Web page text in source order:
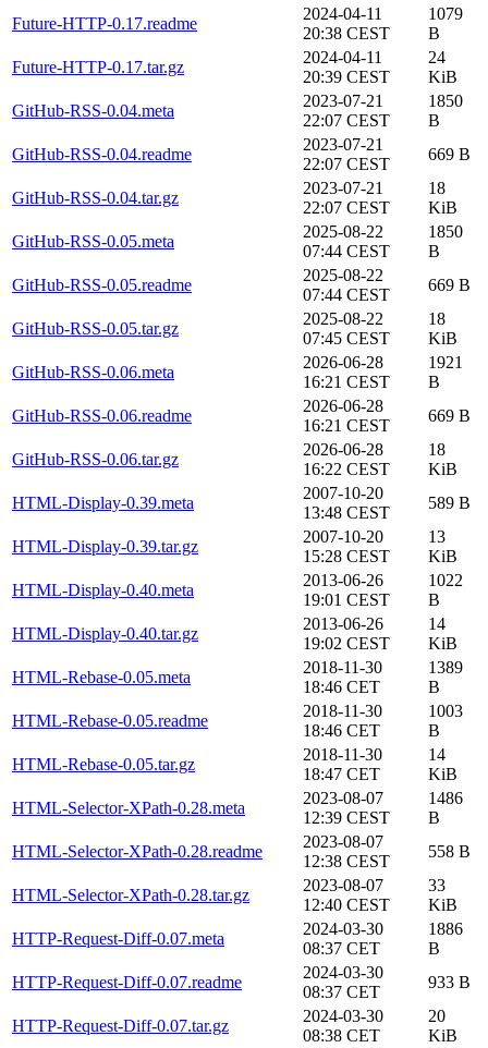
Future-HTTP-0.17.readme
2024-04-11
20:38 CEST
1079
B
Future-HTTP-0.17.tar.gz
2024-04-11
20:39 CEST
24
KiB
GitHub-RSS-0.04.meta
2023-07-21
22:07 CEST
1850
B
GitHub-RSS-0.04.readme
2023-07-21
22:07 CEST
669 B
GitHub-RSS-0.04.tar.gz
2023-07-21
22:07 CEST
18
KiB
GitHub-RSS-0.05.meta
2025-08-22
07:44 CEST
1850
B
GitHub-RSS-0.05.readme
2025-08-22
07:44 CEST
669 B
GitHub-RSS-0.05.tar.gz
2025-08-22
07:45 CEST
18
KiB
GitHub-RSS-0.06.meta
2026-06-28
16:21 CEST
1921
B
GitHub-RSS-0.06.readme
2026-06-28
16:21 CEST
669 B
GitHub-RSS-0.06.tar.gz
2026-06-28
16:22 CEST
18
KiB
HTML-Display-0.39.meta
2007-10-20
13:48 CEST
589 B
HTML-Display-0.39.tar.gz
2007-10-20
15:28 CEST
13
KiB
HTML-Display-0.40.meta
2013-06-26
19:01 CEST
1022
B
HTML-Display-0.40.tar.gz
2013-06-26
19:02 CEST
14
KiB
HTML-Rebase-0.05.meta
2018-11-30
18:46 CET
1389
B
HTML-Rebase-0.05.readme
2018-11-30
18:46 CET
1003
B
HTML-Rebase-0.05.tar.gz
2018-11-30
18:47 CET
14
KiB
HTML-Selector-XPath-0.28.meta
2023-08-07
12:39 CEST
1486
B
HTML-Selector-XPath-0.28.readme
2023-08-07
12:38 CEST
558 B
HTML-Selector-XPath-0.28.tar.gz
2023-08-07
12:40 CEST
33
KiB
HTTP-Request-Diff-0.07.meta
2024-03-30
08:37 CET
1886
B
HTTP-Request-Diff-0.07.readme
2024-03-30
08:37 CET
933 B
HTTP-Request-Diff-0.07.tar.gz
2024-03-30
08:38 CET
20
KiB